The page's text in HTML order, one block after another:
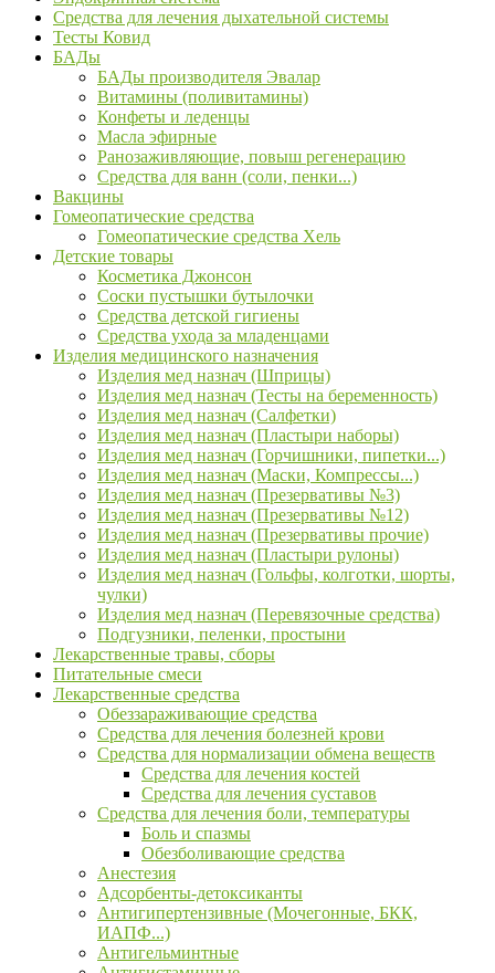
Средства для лечения дыхательной системы
Тесты Ковид
БАДы
БАДы производителя Эвалар
Витамины (поливитамины)
Конфеты и леденцы
Масла эфирные
Ранозаживляющие, повыш регенерацию
Средства для ванн (соли, пенки...)
Вакцины
Гомеопатические средства
Гомеопатические средства Хель
Детские товары
Косметика Джонсон
Соски пустышки бутылочки
Средства детской гигиены
Средства ухода за младенцами
Изделия медицинского назначения
Изделия мед назнач (Шприцы)
Изделия мед назнач (Тесты на беременность)
Изделия мед назнач (Салфетки)
Изделия мед назнач (Пластыри наборы)
Изделия мед назнач (Горчишники, пипетки...)
Изделия мед назнач (Маски, Компрессы...)
Изделия мед назнач (Презервативы №3)
Изделия мед назнач (Презервативы №12)
Изделия мед назнач (Презервативы прочие)
Изделия мед назнач (Пластыри рулоны)
Изделия мед назнач (Гольфы, колготки, шорты,
чулки)
Изделия мед назнач (Перевязочные средства)
Подгузники, пеленки, простыни
Лекарственные травы, сборы
Питательные смеси
Лекарственные средства
Обеззараживающие средства
Средства для лечения болезней крови
Средства для нормализации обмена веществ
Средства для лечения костей
Средства для лечения суставов
Средства для лечения боли, температуры
Боль и спазмы
Обезболивающие средства
Анестезия
Адсорбенты-детоксиканты
Антигипертензивные (Мочегонные, БКК,
ИАПФ...)
Антигельминтные